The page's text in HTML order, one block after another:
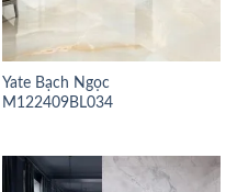
Yate Bạch Ngọc
M122409BL034